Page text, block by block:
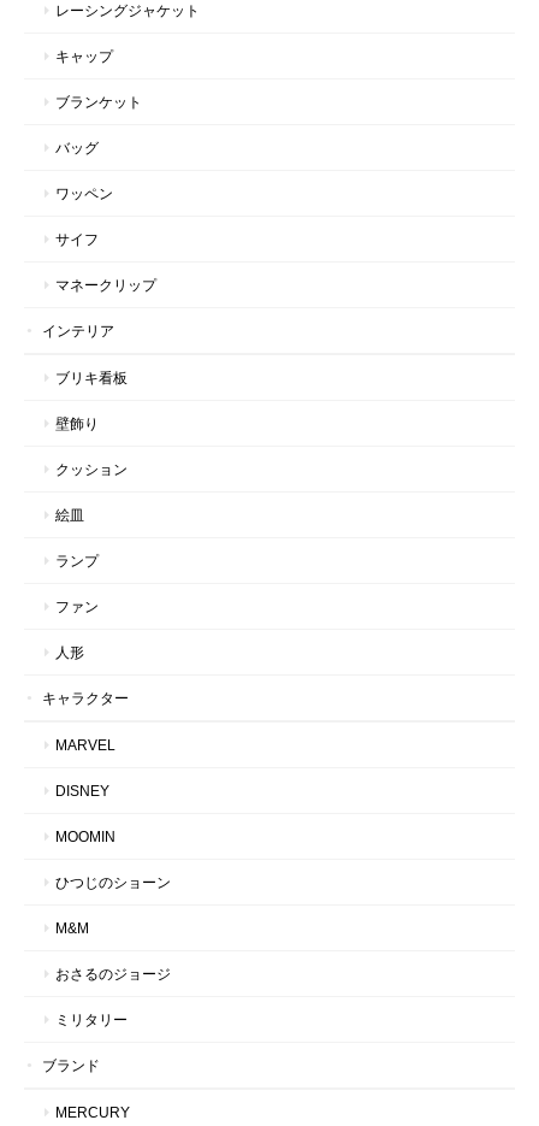
レーシングジャケット
キャップ
ブランケット
バッグ
ワッペン
サイフ
マネークリップ
インテリア
ブリキ看板
壁飾り
クッション
絵皿
ランプ
ファン
人形
キャラクター
MARVEL
DISNEY
MOOMIN
ひつじのショーン
M&M
おさるのジョージ
ミリタリー
ブランド
MERCURY